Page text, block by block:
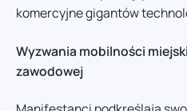
komercyjne gigantów
Wyzwania mobilności
zawodowej